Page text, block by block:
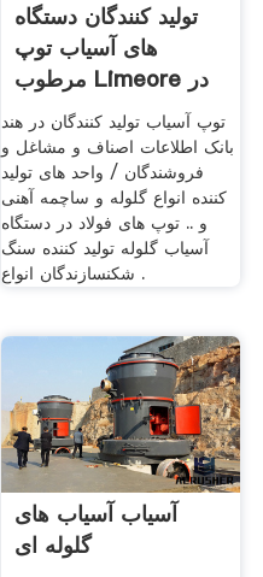
تولید کنندگان دستگاه
های آسیاب توپ
مرطوب Limeore در
نیجریه
توپ آسیاب تولید کنندگان در هند
بانک اطلاعات اصناف و مشاغل و
فروشندگان / واحد های تولید
کننده انواع گلوله و ساچمه آهنی
و .. توپ های فولاد در دستگاه
آسیاب گلوله تولید کننده سنگ
شکنسازندگان انواع .
آسیاب آسیاب های
گلوله ای